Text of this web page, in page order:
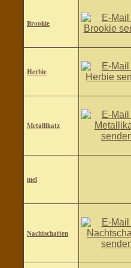
Brookie
Herbie
Metallikatz
mel
Nachtschatten